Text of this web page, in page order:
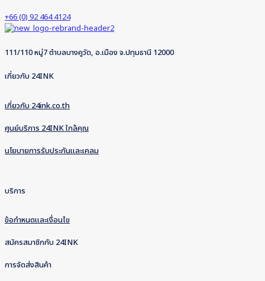
+66 (0) 92 464 4124
111/110 หมู่7 ตำบลบางคูวัด, อ.เมือง จ.ปทุมธานี 12000
เกี่ยวกับ 24INK
เกี่ยวกับ 24ink.co.th
ศูนย์บริการ 24INK ใกล้คุณ
นโยบายการรับประกันและเคลม
บริการ
ข้อกำหนดและเงื่อนไข
สมัครสมาชิกกับ 24INK
การจัดส่งสินค้า